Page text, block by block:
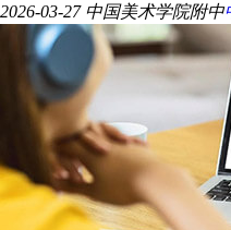
2026-03-27 中国美术学院附中